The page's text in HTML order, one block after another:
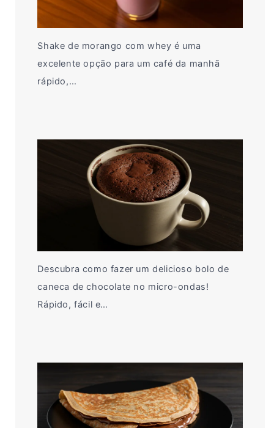
Shake de morango com whey é uma
excelente opção para um café da manhã
rápido,…
Descubra como fazer um delicioso bolo de
caneca de chocolate no micro-ondas!
Rápido, fácil e…